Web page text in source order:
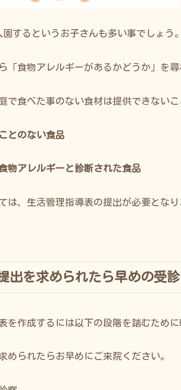
園するというお子さんも多い事でしょう。
「食物アレルギーがあるかどうか」を尋
で食べた事のない食材は提供できないこ
とのない食品
物アレルギーと診断された食品
は、生活管理指導表の提出が必要となり
出を求められたら早めの受
を作成するには以下の段階を踏むために
められたらお早めにご来院ください。